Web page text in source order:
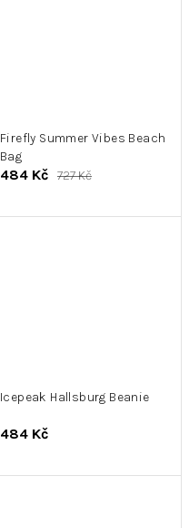
Firefly Summer Vibes Beach
Bag
484 Kč 727 Kč
Icepeak Hallsburg Beanie
484 Kč